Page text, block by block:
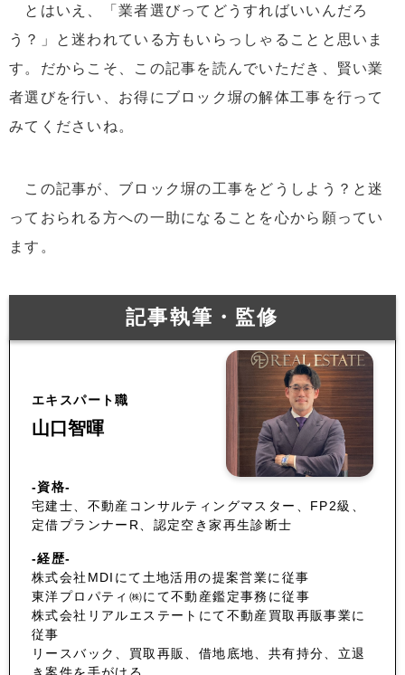
とはいえ、「業者選びってどうすればいいんだろ
う？」と迷われている方もいらっしゃることと思いま
す。だからこそ、この記事を読んでいただき、賢い業
者選びを行い、お得にブロック塀の解体工事を行って
みてくださいね。
この記事が、ブロック塀の工事をどうしよう？と迷
っておられる方への一助になることを心から願ってい
ます。
記事執筆・監修
エキスパート職
山口智暉
-資格-
宅建士、不動産コンサルティングマスター、FP2級、
定借プランナーR、認定空き家再生診断士
-経歴-
株式会社MDIにて土地活用の提案営業に従事
東洋プロパティ㈱にて不動産鑑定事務に従事
株式会社リアルエステートにて不動産買取再販事業に
従事
リースバック、買取再販、借地底地、共有持分、立退